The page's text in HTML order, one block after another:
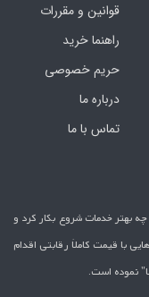
قوانین و مقررات
راهنما خرید
حریم خصوصی
درباره ما
تماس با ما
در ارائه هر چه بهتر خدمات شروع بکار کرد و
با قیمت کاملاَ رقابتی اقدام
نموده است.